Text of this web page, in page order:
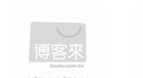
Donald J.(71)
Janet(71)
Pub Group West(29)